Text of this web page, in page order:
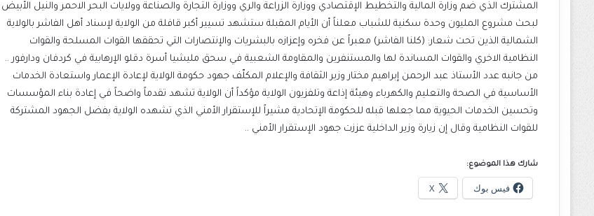
المشترك الذي ضم وزارة المالية والتخطيط الإقتصادي ووزارة الزراعة والري ووزارة التجارة والصناعة وولايات البحر الاحمر والنيل الأبيض
لبحث مشروع المليون وحدة سكنية للشباب معلناً أن الأيام المقبلة ستشهد تسيير أكبر قافلة من الولاية لإسناد أهل الفاشر بالولاية
الشمالية الذين تحت شعار: (كلنا الفاشر) معبراً عن فخره وإعزازه بالبشريات والإنتصارات التي تحققها القوات المسلحة والقوات
النظامية الاخري والقوات المساندة لها والمستنفرين والمقاومة الشعبية في سحق مليشيا أسرة دقلو الإرهابية في كردفان ودارفور ..
من جانبه عدد الأستاذ عبد الرحمن إبراهيم مختار وزير الثقافة والإعلام المكلّف جهود حكومة الولاية لإعادة الإعمار واستعادة الخدمات
الأساسية في الصحة والتعليم والكهرباء وهيئة إذاعة وتلفزيون الولاية مؤكداً أن الولاية تشهد تقدماً واضحاً في إعادة بناء المؤسسات
وتحسين الخدمات الحيوية مما جعلها قبله للحكومة الإتحادية مشيراً للإستقرار الأمني الذي تشهده الولاية بفضل الجهود المشتركة
للقوات النظامية وقال إن زيارة وزير الداخلية عززت جهود الإستقرار الأمني ..
شارك هذا الموضوع:
فيس بوك X